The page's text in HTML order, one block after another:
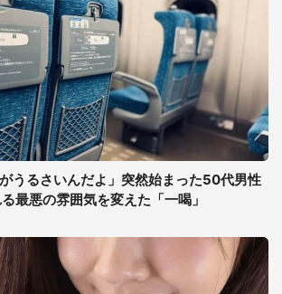
うるさいんだよ」突然始まった50代男性
最悪の雰囲気を変えた「一喝」